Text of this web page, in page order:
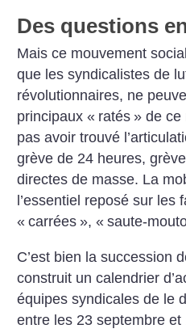
Des questions
Mais ce mouvement
que les syndicalistes de
révolutionnaires, ne
principaux « ratés » de ce
pas avoir trouvé
grève de 24 heures,
directes de masse. La
l’essentiel reposé sur les
« carrées », « saute-
C’est bien la succession
construit un calendrier
équipes syndicales de le
entre les 23 septembre